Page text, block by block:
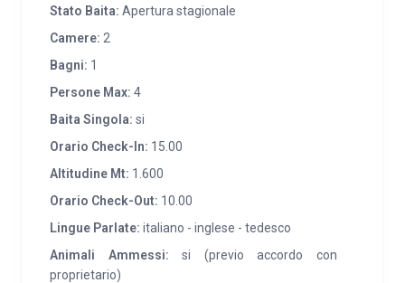
piani. Al piano terrenola zona giorno open space –
con pareti perlinate – presenta cucina con stufa a
legna, ampia sala da pranzo e soggiorno con
mansardato
camere da letto – di cui una matrimoniale e una con
due letti singoli – con tetto in legno a vista, pavimento
in larice e mobili in legno massiccio per un’atmosfera
calda e accogliente. Ciascun piano è dotato di servizi
igienici: bagno completo con doccia al pian terreno e
un wc nella zona notte.
Stato Baita: Apertura stagionale
Camere: 2
Bagni: 1
Persone Max: 4
Baita Singola: si
Orario Check-In: 15.00
Altitudine Mt: 1.600
Orario Check-Out: 10.00
Lingue Parlate: italiano - inglese - tedesco
Animali Ammessi: si (previo accordo con
proprietario)